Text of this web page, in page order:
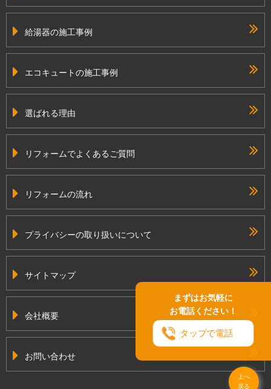
まずはお気軽に
お電話ください！
タップで電話
上へ
戻る
給湯器の施工事例
エコキュートの施工事例
選ばれる理由
リフォームでよくあるご質問
リフォームの流れ
プライバシーの取り扱いについて
サイトマップ
会社概要
お問い合わせ